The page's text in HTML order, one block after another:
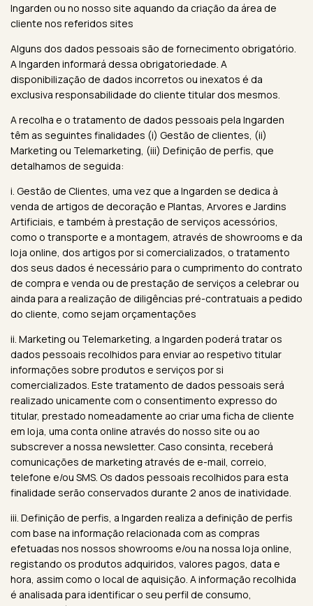
Ingarden ou no nosso site aquando da criação da área de
cliente nos referidos sites
Alguns dos dados pessoais são de fornecimento obrigatório.
A Ingarden informará dessa obrigatoriedade. A
disponibilização de dados incorretos ou inexatos é da
exclusiva responsabilidade do cliente titular dos mesmos.
A recolha e o tratamento de dados pessoais pela Ingarden
têm as seguintes finalidades (i) Gestão de clientes, (ii)
Marketing ou Telemarketing, (iii) Definição de perfis, que
detalhamos de seguida:
i. Gestão de Clientes, uma vez que a Ingarden se dedica à
venda de artigos de decoração e Plantas, Arvores e Jardins
Artificiais, e também à prestação de serviços acessórios,
como o transporte e a montagem, através de showrooms e da
loja online, dos artigos por si comercializados, o tratamento
dos seus dados é necessário para o cumprimento do contrato
de compra e venda ou de prestação de serviços a celebrar ou
ainda para a realização de diligências pré-contratuais a pedido
do cliente, como sejam orçamentações
ii. Marketing ou Telemarketing, a Ingarden poderá tratar os
dados pessoais recolhidos para enviar ao respetivo titular
informações sobre produtos e serviços por si
comercializados. Este tratamento de dados pessoais será
realizado unicamente com o consentimento expresso do
titular, prestado nomeadamente ao criar uma ficha de cliente
em loja, uma conta online através do nosso site ou ao
subscrever a nossa newsletter. Caso consinta, receberá
comunicações de marketing através de e-mail, correio,
telefone e/ou SMS. Os dados pessoais recolhidos para esta
finalidade serão conservados durante 2 anos de inatividade.
iii. Definição de perfis, a Ingarden realiza a definição de perfis
com base na informação relacionada com as compras
efetuadas nos nossos showrooms e/ou na nossa loja online,
registando os produtos adquiridos, valores pagos, data e
hora, assim como o local de aquisição. A informação recolhida
é analisada para identificar o seu perfil de consumo,